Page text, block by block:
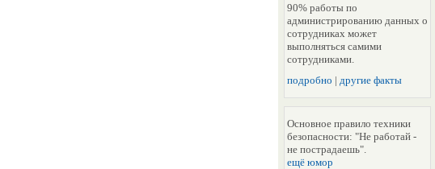
90% работы по
администрированию данных о
сотрудниках может
выполняться самими
сотрудниками.
подробно | другие факты
Основное правило техники
безопасности: "Не работай -
не пострадаешь".
ещё юмор